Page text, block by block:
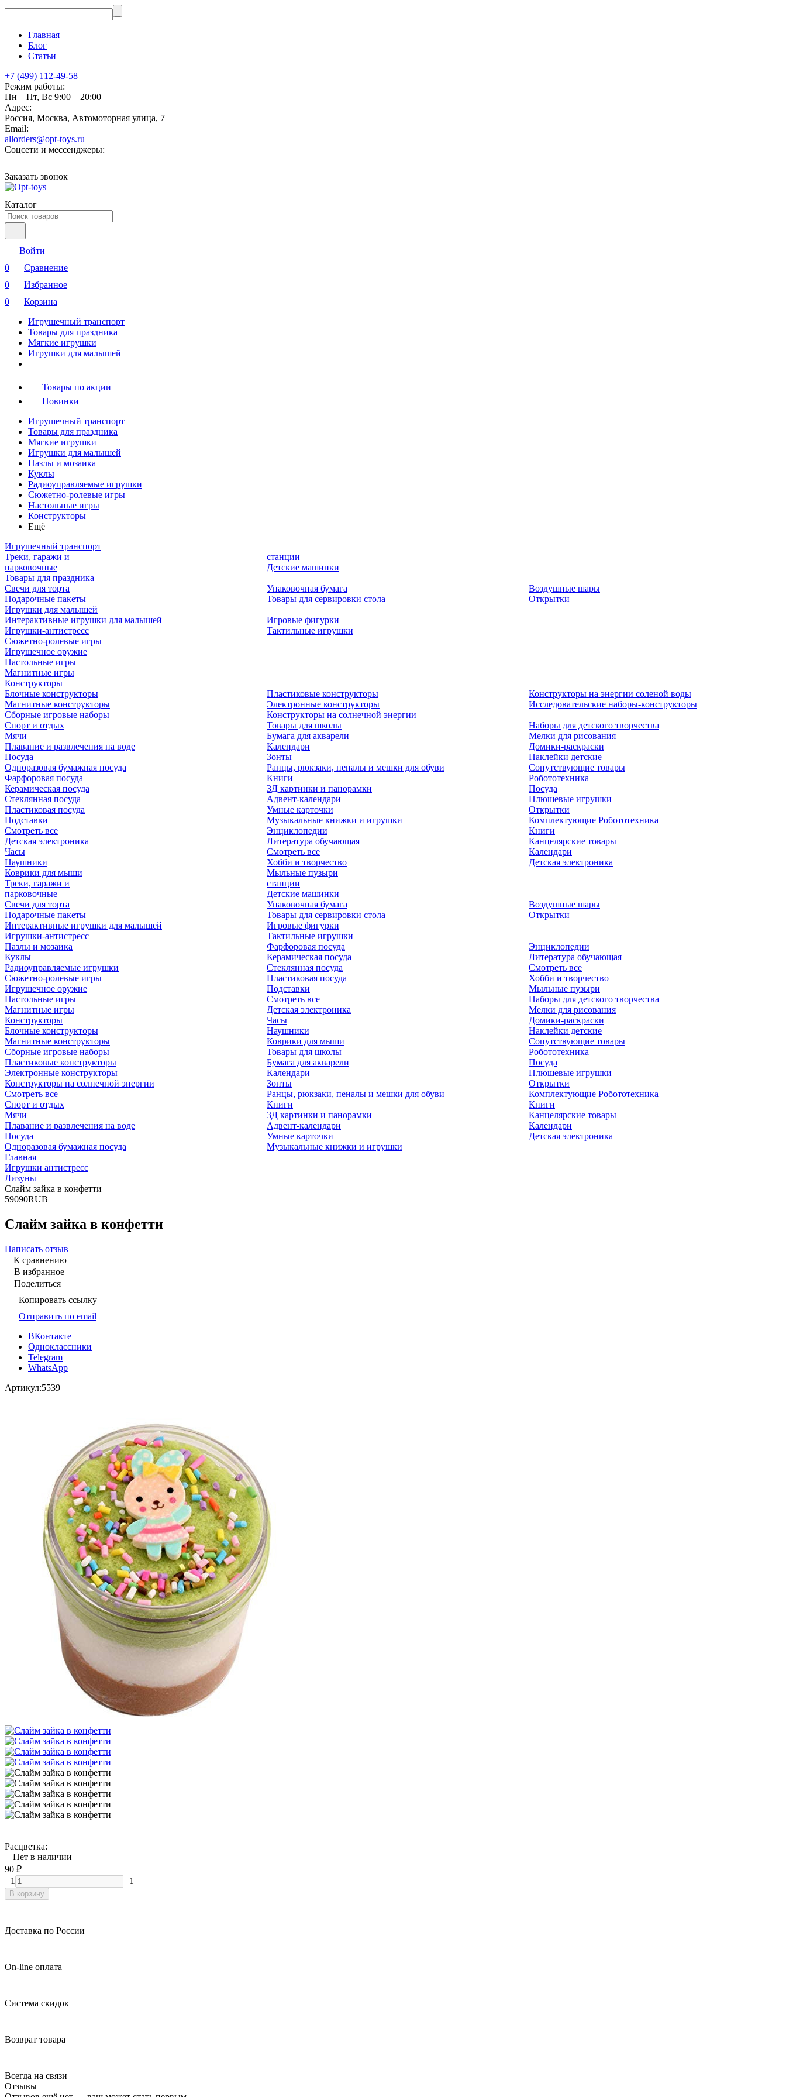
Главная
Блог
Статьи
+7 (499) 112-49-58
Режим работы:
Пн—Пт, Вс 9:00—20:00
Адрес:
Россия, Москва, Автомоторная улица, 7
Email:
allorders@opt-toys.ru
Соцсети и мессенджеры:
Заказать звонок
Каталог
Войти
0
Сравнение
0
Избранное
0
Корзина
Игрушечный транспорт
Товары для праздника
Мягкие игрушки
Игрушки для малышей
Товары по акции
Новинки
Игрушечный транспорт
Товары для праздника
Мягкие игрушки
Игрушки для малышей
Пазлы и мозаика
Куклы
Радиоуправляемые игрушки
Сюжетно-ролевые игры
Настольные игры
Конструкторы
Ещё
Игрушечный транспорт
Треки, гаражи и
парковочные
станции
Детские машинки
Товары для праздника
Свечи для торта
Подарочные пакеты
Упаковочная бумага
Товары для сервировки стола
Воздушные шары
Открытки
Игрушки для малышей
Интерактивные игрушки для малышей
Игрушки-антистресс
Игровые фигурки
Тактильные игрушки
Сюжетно-ролевые игры
Игрушечное оружие
Настольные игры
Магнитные игры
Конструкторы
Блочные конструкторы
Магнитные конструкторы
Сборные игровые наборы
Пластиковые конструкторы
Электронные конструкторы
Конструкторы на солнечной энергии
Конструкторы на энергии соленой воды
Исследовательские наборы-конструкторы
Спорт и отдых
Мячи
Плавание и развлечения на воде
Посуда
Одноразовая бумажная посуда
Фарфоровая посуда
Керамическая посуда
Стеклянная посуда
Пластиковая посуда
Подставки
Смотреть все
Детская электроника
Часы
Наушники
Коврики для мыши
Товары для школы
Бумага для акварели
Календари
Зонты
Ранцы, рюкзаки, пеналы и мешки для обуви
Книги
3Д картинки и панорамки
Адвент-календари
Умные карточки
Музыкальные книжки и игрушки
Энциклопедии
Литература обучающая
Смотреть все
Хобби и творчество
Мыльные пузыри
Наборы для детского творчества
Мелки для рисования
Домики-раскраски
Наклейки детские
Сопутствующие товары
Робототехника
Посуда
Плюшевые игрушки
Открытки
Комплектующие Робототехника
Книги
Канцелярские товары
Календари
Детская электроника
Треки, гаражи и
парковочные
станции
Детские машинки
Свечи для торта
Подарочные пакеты
Упаковочная бумага
Товары для сервировки стола
Воздушные шары
Открытки
Интерактивные игрушки для малышей
Игрушки-антистресс
Игровые фигурки
Тактильные игрушки
Пазлы и мозаика
Куклы
Радиоуправляемые игрушки
Сюжетно-ролевые игры
Игрушечное оружие
Настольные игры
Магнитные игры
Конструкторы
Блочные конструкторы
Магнитные конструкторы
Сборные игровые наборы
Пластиковые конструкторы
Электронные конструкторы
Конструкторы на солнечной энергии
Смотреть все
Спорт и отдых
Мячи
Плавание и развлечения на воде
Посуда
Одноразовая бумажная посуда
Фарфоровая посуда
Керамическая посуда
Стеклянная посуда
Пластиковая посуда
Подставки
Смотреть все
Детская электроника
Часы
Наушники
Коврики для мыши
Товары для школы
Бумага для акварели
Календари
Зонты
Ранцы, рюкзаки, пеналы и мешки для обуви
Книги
3Д картинки и панорамки
Адвент-календари
Умные карточки
Музыкальные книжки и игрушки
Энциклопедии
Литература обучающая
Смотреть все
Хобби и творчество
Мыльные пузыри
Наборы для детского творчества
Мелки для рисования
Домики-раскраски
Наклейки детские
Сопутствующие товары
Робототехника
Посуда
Плюшевые игрушки
Открытки
Комплектующие Робототехника
Книги
Канцелярские товары
Календари
Детская электроника
Главная
Игрушки антистресс
Лизуны
Слайм зайка в конфетти
59090RUB
Слайм зайка в конфетти
Написать отзыв
К сравнению
В избранное
Поделиться
Копировать ссылку
Отправить по email
ВКонтакте
Одноклассники
Telegram
WhatsApp
Артикул:5539
Расцветка:
Нет в наличии
90 ₽
1
1
В корзину
Доставка по России
On-line оплата
Система скидок
Возврат товара
Всегда на связи
Отзывы